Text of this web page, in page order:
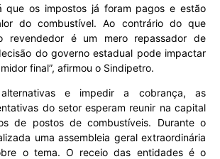
que os impostos já foram pagos e estão
do combustível. Ao contrário do que
revendedor é um mero repassador de
do governo estadual pode impactar
final”, afirmou o Sindipetro.
e impedir a cobrança, as
do setor esperam reunir na capital
de postos de combustíveis. Durante o
uma assembleia geral extraordinária
o tema. O receio das entidades é o